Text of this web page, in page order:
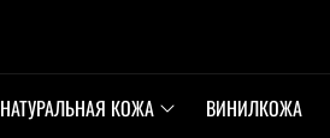
НАТУРАЛЬНАЯ КОЖА ВИНИЛКОЖА